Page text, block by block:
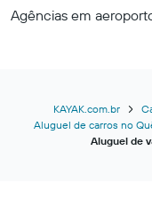
Agências em
KAYAK.com.br
Aluguel de carros no
Aluguel de